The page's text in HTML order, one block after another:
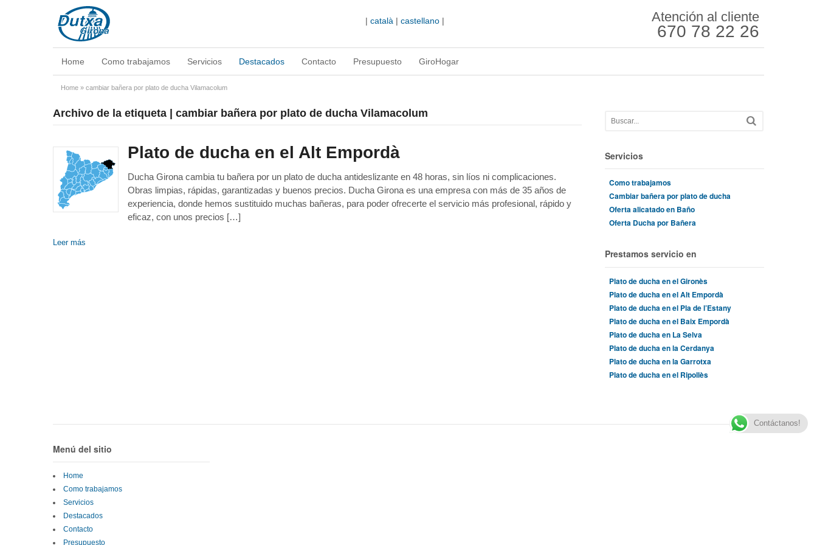
|català |castellano | Atención al cliente
670 78 22 26
Home Como trabajamos Servicios Destacados Contacto Presupuesto GiroHogar
Home » cambiar bañera por plato de ducha Vilamacolum
Archivo de la etiqueta | cambiar bañera por plato de ducha Vilamacolum
Plato de ducha en el Alt Empordà
Ducha Girona cambia tu bañera por un plato de ducha antideslizante en 48 horas, sin líos ni complicaciones.
Obras limpias, rápidas, garantizadas y buenos precios. Ducha Girona es una empresa con más de 35 años de
experiencia, donde hemos sustituido muchas bañeras, para poder ofrecerte el servicio más profesional, rápido y
eficaz, con unos precios […]
Leer más
Servicios
Como trabajamos
Cambiar bañera por plato de ducha
Oferta alicatado en Baño
Oferta Ducha por Bañera
Prestamos servicio en
Plato de ducha en el Gironès
Plato de ducha en el Alt Empordà
Plato de ducha en el Pla de l’Estany
Plato de ducha en el Baix Empordà
Plato de ducha en La Selva
Plato de ducha en la Cerdanya
Plato de ducha en la Garrotxa
Plato de ducha en el Ripollès
Menú del sitio
Home
Como trabajamos
Servicios
Destacados
Contacto
Presupuesto
Contáctanos!